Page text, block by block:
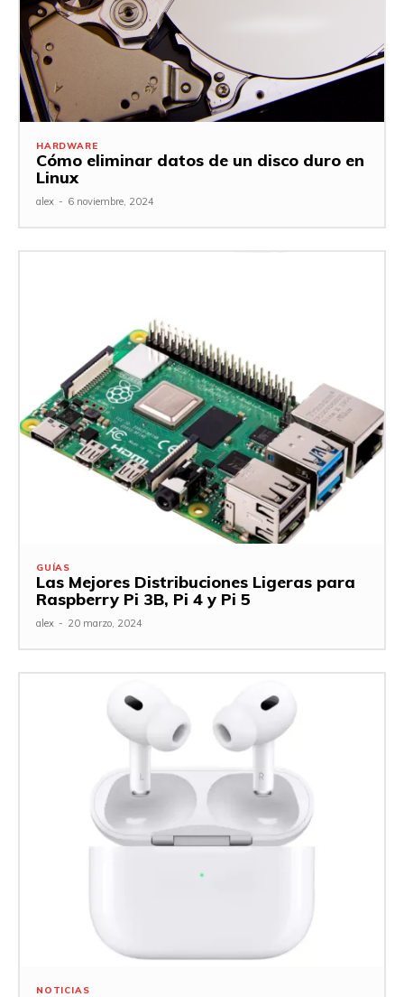
HARDWARE
Cómo eliminar datos de un disco duro en
Linux
alex - 6 noviembre, 2024
GUÍAS
Las Mejores Distribuciones Ligeras para
Raspberry Pi 3B, Pi 4 y Pi 5
alex - 20 marzo, 2024
NOTICIAS